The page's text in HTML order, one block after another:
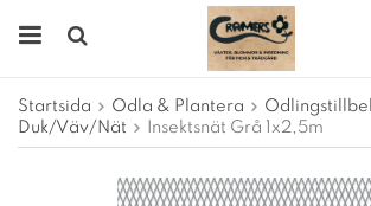
Startsida Odla & Plantera
Duk/Väv/Nät
Insektsnät Grå 1x2,5m